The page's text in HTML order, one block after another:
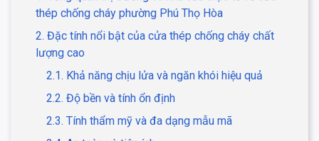
thép chống cháy phường Phú Thọ Hòa
2. Đặc tính nổi bật của cửa thép chống cháy chất
lượng cao
2.1. Khả năng chịu lửa và ngăn khói hiệu quả
2.2. Độ bền và tính ổn định
2.3. Tính thẩm mỹ và đa dạng mẫu mã